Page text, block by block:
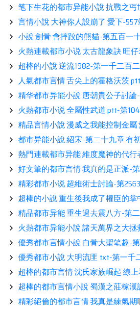
笔下生花的都市异能小說 抗戰之丐世奇俠 txt-
言情小說 大神你人設崩了 愛下-557站隊大佬，選
小說 劍骨 會摔跤的熊貓-第五百一十三章
火熱連載都市小说 太古龍象訣 旺仔老饅
超棒的小說 逆流1982-第一千二百
人氣都市言情 舌尖上的霍格沃茨 ptt-第八百九十五章 幽靈晚
精华都市异能小說 唐朝貴公子討論-第五百
火熱都市小说 全屬性武道 ptt-第1047章 我們不
精品言情小說 漫威之我能控制金屬 愛下-第八百
都市异能小說 紹宋-第二十九章 有
熱門連載都市异能 維度魔神的代行者 線上看-第582
好文筆的都市言情 我真的是正派-第七百八十一
精彩都市小说 超維術士討論-第
超棒的小說 重生後我成了權臣的掌中嬌 風吹小白
精品都市异能 重生過去震八方-第二
火熱都市异能小說 諸天萬界之大拯救 線上看
優秀都市言情小說 白骨大聖笔趣-
優秀都市小說 大明流匪 txt-第一千二百
超棒的都市言情 沈氏家族崛起 線上看-第七
超棒的都市言情小說 蜀漢之莊稼漢討論-第
精彩絕倫的都市言情 我真是練氣期啊 ptt-第九